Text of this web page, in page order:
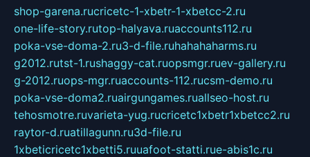
shop-garena.rucricetc-1-xbetr-1-xbetcc-2.ru
one-life-story.rutop-halyava.ruaccounts112.ru
poka-vse-doma-2.ru3-d-file.ruhahahaharms.ru
g2012.rutst-1.rushaggy-cat.ruopsmgr.ruev-gallery.ru
g-2012.ruops-mgr.ruaccounts-112.rucsm-demo.ru
poka-vse-doma2.ruairgungames.ruallseo-host.ru
tehosmotre.ruvarieta-yug.rucricetc1xbetr1xbetcc2.ru
raytor-d.ruatillagunn.ru3d-file.ru
1xbeticricetc1xbetti5.ruuafoot-statti.rue-abis1c.ru